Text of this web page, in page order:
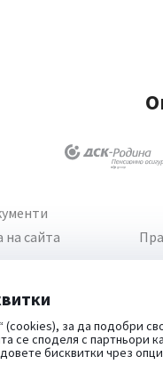
за да подобри
се споделя с партньори
бисквитки чрез
на сайта